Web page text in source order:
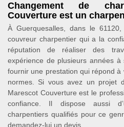
Changement de
Couverture est un
À Guerquesalles, dans le
couvreur charpentier qui a la
réputation de réaliser des
expérience de plusieurs années
fournir une prestation qui répond
normes. Si vous avez un projet
Marescot Couverture est le
confiance. Il dispose aussi
charpentiers qualifiés pour ce
demandez-lui un devis.